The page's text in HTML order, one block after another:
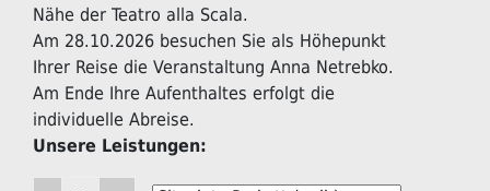
Nähe der Teatro alla Scala.
Am 28.10.2026 besuchen Sie als Höhepunkt
Ihrer Reise die Veranstaltung Anna Netrebko.
Am Ende Ihre Aufenthaltes erfolgt die
individuelle Abreise.
Unsere Leistungen: